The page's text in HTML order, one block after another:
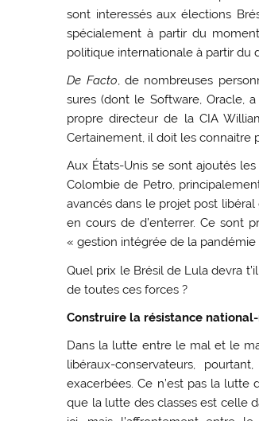
sont interessés aux élections
spécialement à partir du
politique internationale à partir du
De Facto, de nombreuses
sures (dont le Software, Oracle,
propre directeur de la CIA
Certainement, il doit les
Aux États-Unis se sont ajoutés
Colombie de Petro,
avancés dans le projet post
en cours de d’enterrer. Ce sont
« gestion intégrée de la pandémie
Quel prix le Brésil de Lula devra
de toutes ces forces ?
Construire la résistance
Dans la lutte entre le mal et le
libéraux-conservateurs,
exacerbées. Ce n’est pas la
que la lutte des classes est celle